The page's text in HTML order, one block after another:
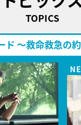
TOPICS
ド ～救命救急の